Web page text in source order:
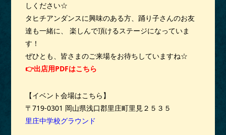
しください☆
タヒチアンダンスに興味のある方、踊り子さんのお友
達も一緒に、 楽しんで頂けるステージになっていま
す！
ぜひとも、皆さまのご来場をお待ちしていますね☆
👉出店用PDFはこちら
【イベント会場はこちら】
〒719-0301 岡山県浅口郡里庄町里見２５３５
里庄中学校グラウンド